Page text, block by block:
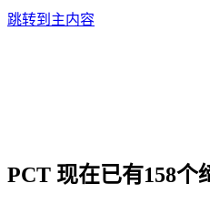
跳转到主内容
PCT 现在已有158个